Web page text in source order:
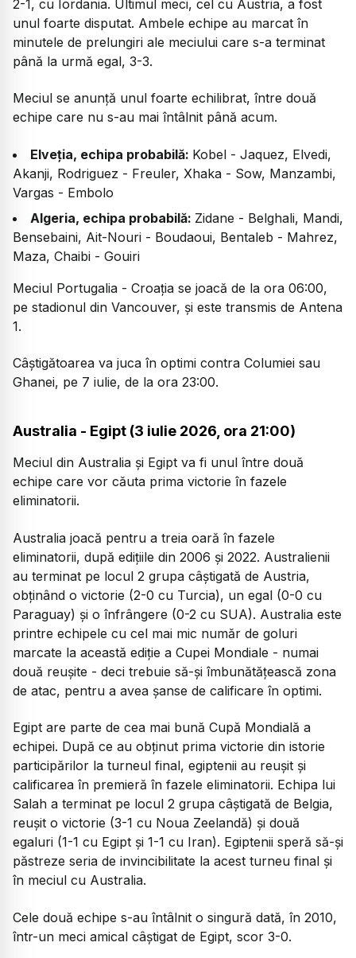
2-1, cu Iordania. Ultimul meci, cel cu Austria, a fost
unul foarte disputat. Ambele echipe au marcat în
minutele de prelungiri ale meciului care s-a terminat
până la urmă egal, 3-3.
Meciul se anunță unul foarte echilibrat, între două
echipe care nu s-au mai întâlnit până acum.
Elveția, echipa probabilă: Kobel - Jaquez, Elvedi,
Akanji, Rodriguez - Freuler, Xhaka - Sow, Manzambi,
Vargas - Embolo
Algeria, echipa probabilă: Zidane - Belghali, Mandi,
Bensebaini, Ait-Nouri - Boudaoui, Bentaleb - Mahrez,
Maza, Chaibi - Gouiri
Meciul Portugalia - Croația se joacă de la ora 06:00,
pe stadionul din Vancouver, și este transmis de Antena
1.
Câștigătoarea va juca în optimi contra Columiei sau
Ghanei, pe 7 iulie, de la ora 23:00.
Australia - Egipt (3 iulie 2026, ora 21:00)
Meciul din Australia și Egipt va fi unul între două
echipe care vor căuta prima victorie în fazele
eliminatorii.
Australia joacă pentru a treia oară în fazele
eliminatorii, după edițiile din 2006 și 2022. Australienii
au terminat pe locul 2 grupa câștigată de Austria,
obținând o victorie (2-0 cu Turcia), un egal (0-0 cu
Paraguay) și o înfrângere (0-2 cu SUA). Australia este
printre echipele cu cel mai mic număr de goluri
marcate la această ediție a Cupei Mondiale - numai
două reușite - deci trebuie să-și îmbunătățească zona
de atac, pentru a avea șanse de calificare în optimi.
Egipt are parte de cea mai bună Cupă Mondială a
echipei. După ce au obținut prima victorie din istorie
participărilor la turneul final, egiptenii au reușit și
calificarea în premieră în fazele eliminatorii. Echipa lui
Salah a terminat pe locul 2 grupa câștigată de Belgia,
reușit o victorie (3-1 cu Noua Zeelandă) și două
egaluri (1-1 cu Egipt și 1-1 cu Iran). Egiptenii speră să-și
păstreze seria de invincibilitate la acest turneu final și
în meciul cu Australia.
Cele două echipe s-au întâlnit o singură dată, în 2010,
într-un meci amical câștigat de Egipt, scor 3-0.